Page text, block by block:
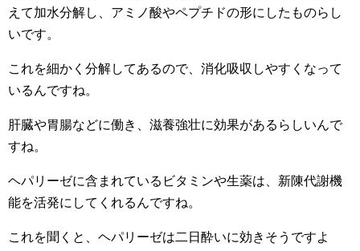
えて加水分解し、アミノ酸やペプチドの形にしたものらし
いです。
これを細かく分解してあるので、消化吸収しやすくなって
いるんですね。
肝臓や胃腸などに働き、滋養強壮に効果があるらしいんで
すね。
ヘパリーゼに含まれているビタミンや生薬は、新陳代謝機
能を活発にしてくれるんですね。
これを聞くと、ヘパリーゼは二日酔いに効きそうですよ